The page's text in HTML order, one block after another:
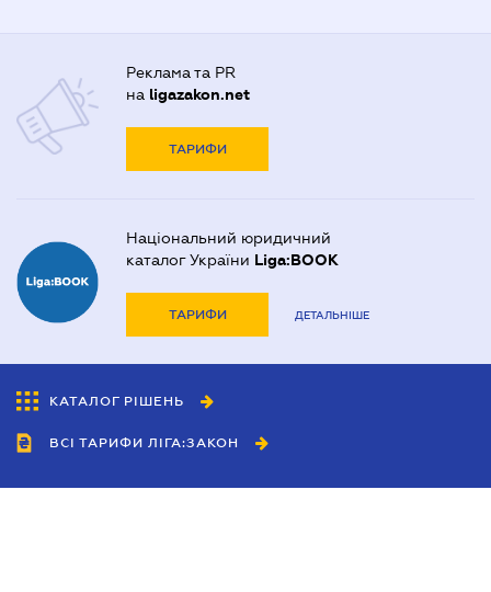
Реклама та PR
на ligazakon.net
ТАРИФИ
Національний юридичний
каталог України Liga:BOOK
ТАРИФИ ДЕТАЛЬНІШЕ
КАТАЛОГ РІШЕНЬ
ВСІ ТАРИФИ ЛІГА:ЗАКОН